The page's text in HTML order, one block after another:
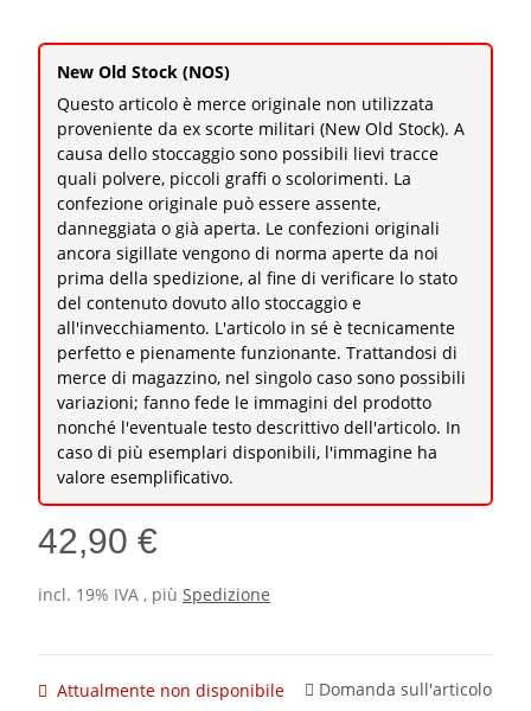
New Old Stock (NOS)
Questo articolo è merce originale non utilizzata
proveniente da ex scorte militari (New Old Stock). A
causa dello stoccaggio sono possibili lievi tracce
quali polvere, piccoli graffi o scolorimenti. La
confezione originale può essere assente,
danneggiata o già aperta. Le confezioni originali
ancora sigillate vengono di norma aperte da noi
prima della spedizione, al fine di verificare lo stato
del contenuto dovuto allo stoccaggio e
all'invecchiamento. L'articolo in sé è tecnicamente
perfetto e pienamente funzionante. Trattandosi di
merce di magazzino, nel singolo caso sono possibili
variazioni; fanno fede le immagini del prodotto
nonché l'eventuale testo descrittivo dell'articolo. In
caso di più esemplari disponibili, l'immagine ha
valore esemplificativo.
42,90 €
incl. 19% IVA , più Spedizione
Attualmente non disponibile Domanda sull'articolo